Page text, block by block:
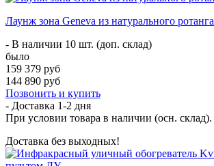
Лаунж зона Geneva из натурального
- В наличии 10 шт. (доп. склад)
было
159 379 руб
144 890 руб
Позвонить и купить
- Доставка 1-2 дня
При условии товара в наличии (осн. склад).
Доставка без выходных!